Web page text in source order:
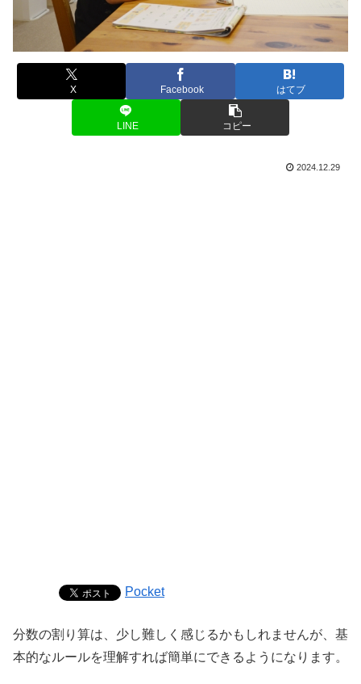
X Facebook はてブ
LINE コピー
2024.12.29
Pocket
分数の割り算は、少し難しく感じるかもしれませんが、基
本的なルールを理解すれば簡単にできるようになります。